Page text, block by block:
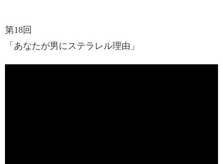
第18回
「あなたが男にステラレル理由」